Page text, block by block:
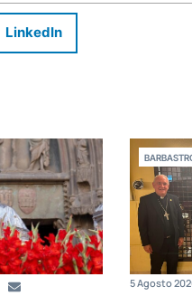
LinkedIn
5 Agosto